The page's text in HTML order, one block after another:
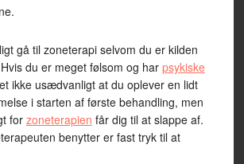
gå til zoneterapi selvom du er kilden
du er meget følsom og har psykiske
ikke usædvanligt at du oplever en lidt
i starten af første behandling, men
for zoneterapien får dig til at slappe af.
benytter er fast tryk til at